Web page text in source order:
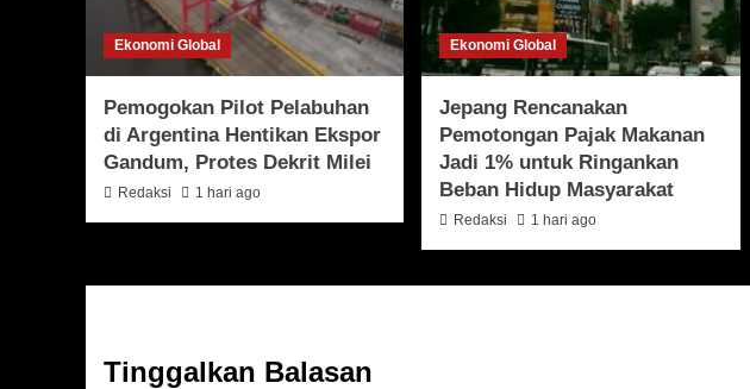
Ekonomi Global
Pemogokan Pilot Pelabuhan
di Argentina Hentikan Ekspor
Gandum, Protes Dekrit Milei
Redaksi 1 hari ago
Ekonomi Global
Jepang Rencanakan
Pemotongan Pajak Makanan
Jadi 1% untuk Ringankan
Beban Hidup Masyarakat
Redaksi 1 hari ago
Tinggalkan Balasan